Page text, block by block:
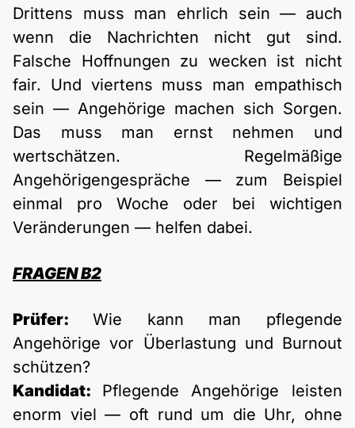
Drittens muss man ehrlich sein — auch
wenn die Nachrichten nicht gut sind.
Falsche Hoffnungen zu wecken ist nicht
fair. Und viertens muss man empathisch
sein — Angehörige machen sich Sorgen.
Das muss man ernst nehmen und
wertschätzen. Regelmäßige
Angehörigengespräche — zum Beispiel
einmal pro Woche oder bei wichtigen
Veränderungen — helfen dabei.
FRAGEN B2
Prüfer: Wie kann man pflegende
Angehörige vor Überlastung und Burnout
schützen?
Kandidat: Pflegende Angehörige leisten
enorm viel — oft rund um die Uhr, ohne